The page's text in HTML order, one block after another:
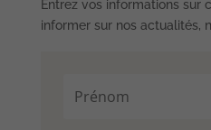
Entrez vos informations sur
informer sur nos actualités,